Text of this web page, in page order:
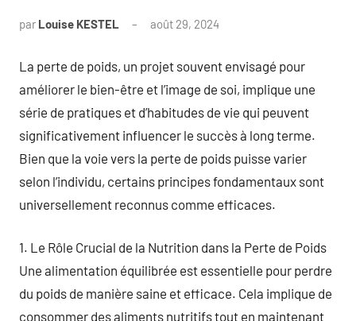
par Louise KESTEL août 29, 2024
La perte de poids, un projet souvent envisagé pour
améliorer le bien-être et l’image de soi, implique une
série de pratiques et d’habitudes de vie qui peuvent
significativement influencer le succès à long terme.
Bien que la voie vers la perte de poids puisse varier
selon l’individu, certains principes fondamentaux sont
universellement reconnus comme efficaces.
1. Le Rôle Crucial de la Nutrition dans la Perte de Poids
Une alimentation équilibrée est essentielle pour perdre
du poids de manière saine et efficace. Cela implique de
consommer des aliments nutritifs tout en maintenant